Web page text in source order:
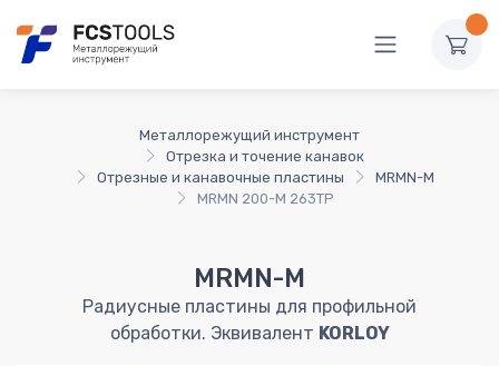
Металлорежущий инструмент
Отрезка и точение канавок
Отрезные и канавочные пластины
MRMN-M
MRMN 200-M 263TP
MRMN-M
Радиусные пластины для профильной
обработки. Эквивалент KORLOY